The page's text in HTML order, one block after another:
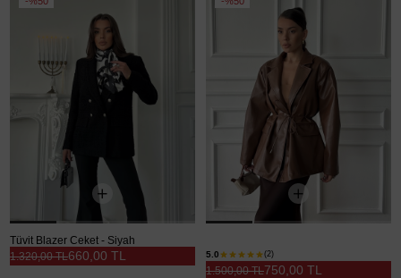
Tüvit Blazer Ceket - Siyah
660,00 TL
1.320,00 TL 5.0 (2)
750,00 TL
1.500,00 TL